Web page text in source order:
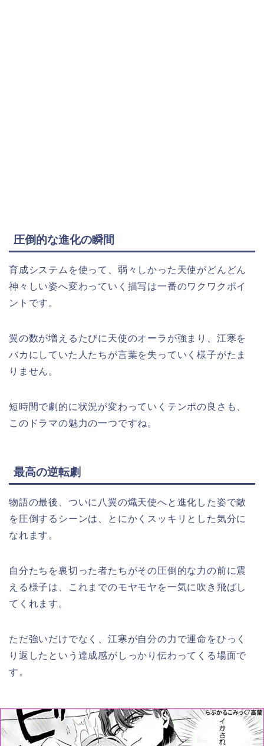
圧倒的な進化の瞬間
育成システムを使って、弱々しかった天使がどんどん
神々しい姿へ変わっていく描写は一番のワクワクポイ
ントです。
翼の数が増えるたびに天使のオーラが強まり、江寒を
バカにしていた人たちが言葉を失っていく様子がたま
りません。
短時間で劇的に状況が変わっていくテンポの良さも、
このドラマの魅力の一つですね。
最高の逆転劇
物語の最後、ついに八翼の熾天使へと進化した姿で敵
を圧倒するシーンは、とにかくスッキリとした気分に
なれます。
自分たちを裏切った者たちがその圧倒的な力の前に震
える様子は、これまでのモヤモヤを一気に吹き飛ばし
てくれます。
ただ強いだけでなく、江寒が自分の力で運命をひっく
り返したという達成感がしっかり伝わってくる場面で
す。